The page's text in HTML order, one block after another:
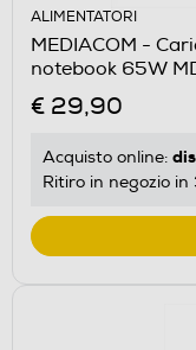
ALIMENTATORI
MEDIACOM -
notebook 65W
€ 29,90
Acquisto online:
Ritiro in negozio